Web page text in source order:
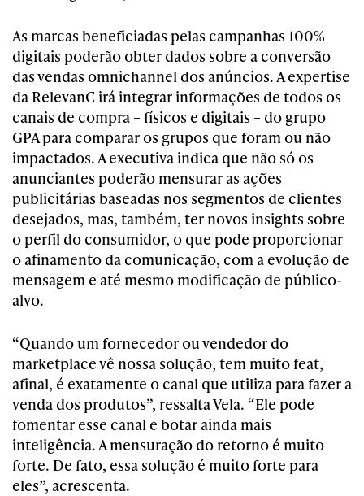
As marcas beneficiadas pelas campanhas 100%
digitais poderão obter dados sobre a conversão
das vendas omnichannel dos anúncios. A expertise
da RelevanC irá integrar informações de todos os
canais de compra – físicos e digitais – do grupo
GPA para comparar os grupos que foram ou não
impactados. A executiva indica que não só os
anunciantes poderão mensurar as ações
publicitárias baseadas nos segmentos de clientes
desejados, mas, também, ter novos insights sobre
o perfil do consumidor, o que pode proporcionar
o afinamento da comunicação, com a evolução de
mensagem e até mesmo modificação de público-
alvo.
“Quando um fornecedor ou vendedor do
marketplace vê nossa solução, tem muito feat,
afinal, é exatamente o canal que utiliza para fazer a
venda dos produtos”, ressalta Vela. “Ele pode
fomentar esse canal e botar ainda mais
inteligência. A mensuração do retorno é muito
forte. De fato, essa solução é muito forte para
eles”, acrescenta.